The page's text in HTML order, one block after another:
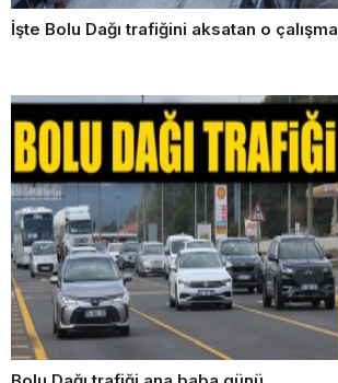
İşte Bolu Dağı trafiğini aksatan o çalışma